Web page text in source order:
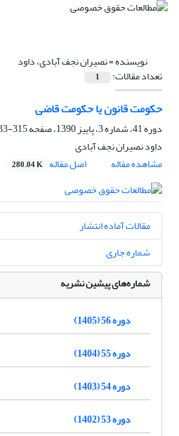
نویسنده =نصیران نجف آبادی، داود
تعداد مقالات: 1
حکومت قانون یا حکومت قاضی
دوره 41، شماره 3، پاییز 1390، صفحه
315-333
داود نصیران نجف آبادی
مشاهده مقاله
اصل مقاله 280.04 K
مقالات آماده انتشار
شماره جاری
شماره‌های پیشین نشریه
دوره 56 (1405)
دوره 55 (1404)
دوره 54 (1403)
دوره 53 (1402)